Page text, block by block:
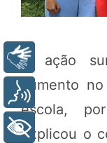
A ação
aumento
escola,
explicou o
Libras
Voz
+